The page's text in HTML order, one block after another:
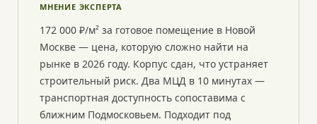
МНЕНИЕ ЭКСПЕРТА
172 000 ₽/м² за готовое помещение в Новой
Москве — цена, которую сложно найти на
рынке в 2026 году. Корпус сдан, что устраняет
строительный риск. Два МЦД в 10 минутах —
транспортная доступность сопоставима с
ближним Подмосковьем. Подходит под